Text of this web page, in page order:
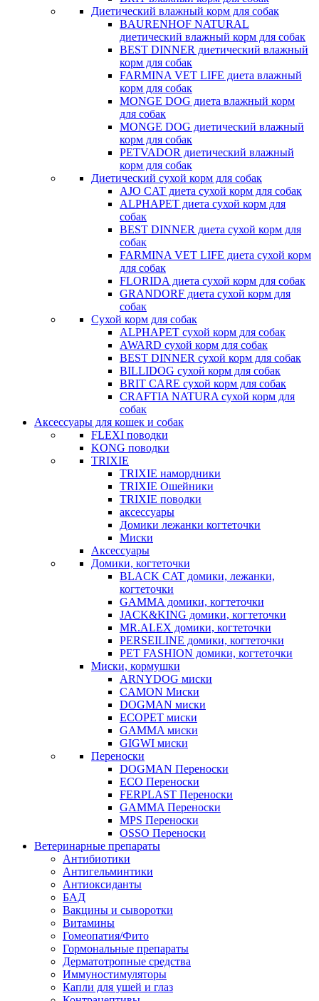
Диетический влажный корм для собак
BAURENHOF NATURAL
диетический влажный корм для собак
BEST DINNER диетический влажный
корм для собак
FARMINA VET LIFE диета влажный
корм для собак
MONGE DOG диета влажный корм
для собак
MONGE DOG диетический влажный
корм для собак
PETVADOR диетический влажный
корм для собак
Диетический сухой корм для собак
AJO CAT диета сухой корм для собак
ALPHAPET диета сухой корм для
собак
BEST DINNER диета сухой корм для
собак
FARMINA VET LIFE диета сухой корм
для собак
FLORIDA диета сухой корм для собак
GRANDORF диета сухой корм для
собак
Сухой корм для собак
ALPHAPET сухой корм для собак
AWARD сухой корм для собак
BEST DINNER сухой корм для собак
BILLIDOG cухой корм для собак
BRIT CARE сухой корм для собак
CRAFTIA NATURA сухой корм для
собак
Аксессуары для кошек и собак
FLEXI поводки
KONG поводки
TRIXIE
TRIXIE намордники
TRIXIE Ошейники
TRIXIE поводки
аксессуары
Домики лежанки когтеточки
Миски
Аксессуары
Домики, когтеточки
BLACK CAT домики, лежанки,
когтеточки
GAMMA домики, когтеточки
JACK&KING домики, когтеточки
MR.ALEX домики, когтеточки
PERSEILINE домики, когтеточки
PET FASHION домики, когтеточки
Миски, кормушки
ARNYDOG миски
CAMON Миски
DOGMAN миски
ECOPET миски
GAMMA миски
GIGWI миски
Переноски
DOGMAN Переноски
ECO Переноски
FERPLAST Переноски
GAMMA Переноски
MPS Переноски
OSSO Переноски
Ветеринарные препараты
Антибиотики
Антигельминтики
Антиоксиданты
БАД
Вакцины и сыворотки
Витамины
Гомеопатия/Фито
Гормональные препараты
Дерматотропные средства
Иммуностимуляторы
Капли для ушей и глаз